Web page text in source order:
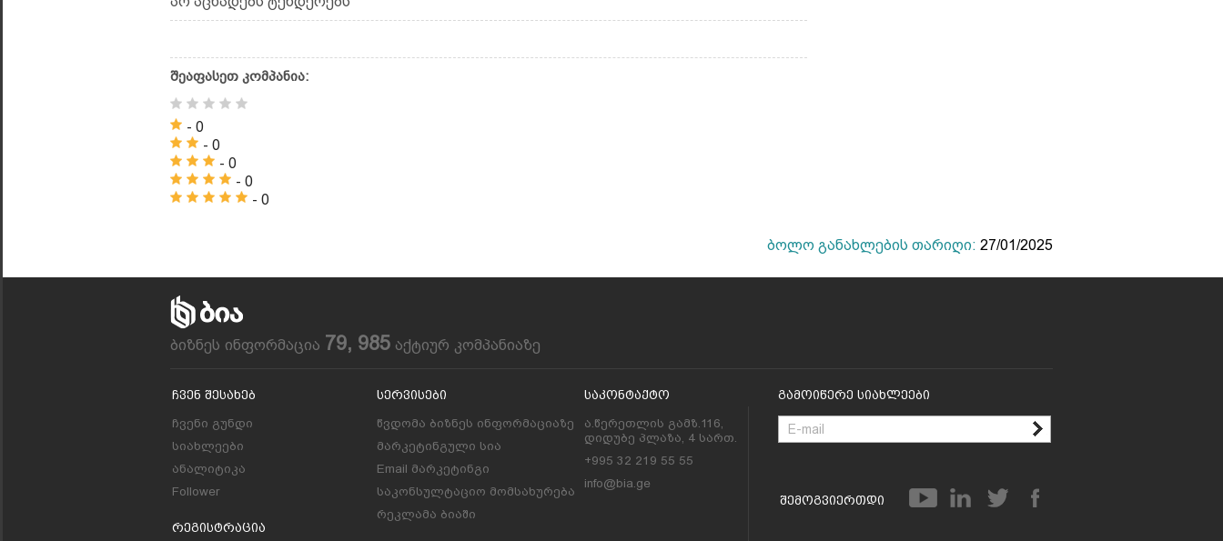
შეაფასეთ კომპანია:
- 0
- 0
- 0
- 0
- 0
ბოლო განახლების თარიღი: 27/01/2025
ბიზნეს ინფორმაცია 79, 985 აქტიურ კომპანიაზე
Ჩვენ Შესახებ
ჩვენი გუნდი
სიახლეები
ანალიტიკა
Follower
Რეგისტრაცია
Სერვისები
წვდომა ბიზნეს ინფორმაციაზე
მარკეტინგული სია
Email მარკეტინგი
საკონსულტაციო მომსახურება
რეკლამა ბიაში
Საკონტაქტო
ა.წერეთლის გამზ.116,
დიდუბე პლაზა, 4 სართ.
+995 32 219 55 55
info@bia.ge
Გამოიწერე Სიახლეები
Შემოგვიერთდი